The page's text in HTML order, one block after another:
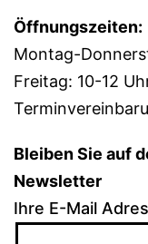
Öffnungszeiten:
Montag-
Freitag: 10-12
Bleiben Sie auf
Newsletter
Ihre E-Mail